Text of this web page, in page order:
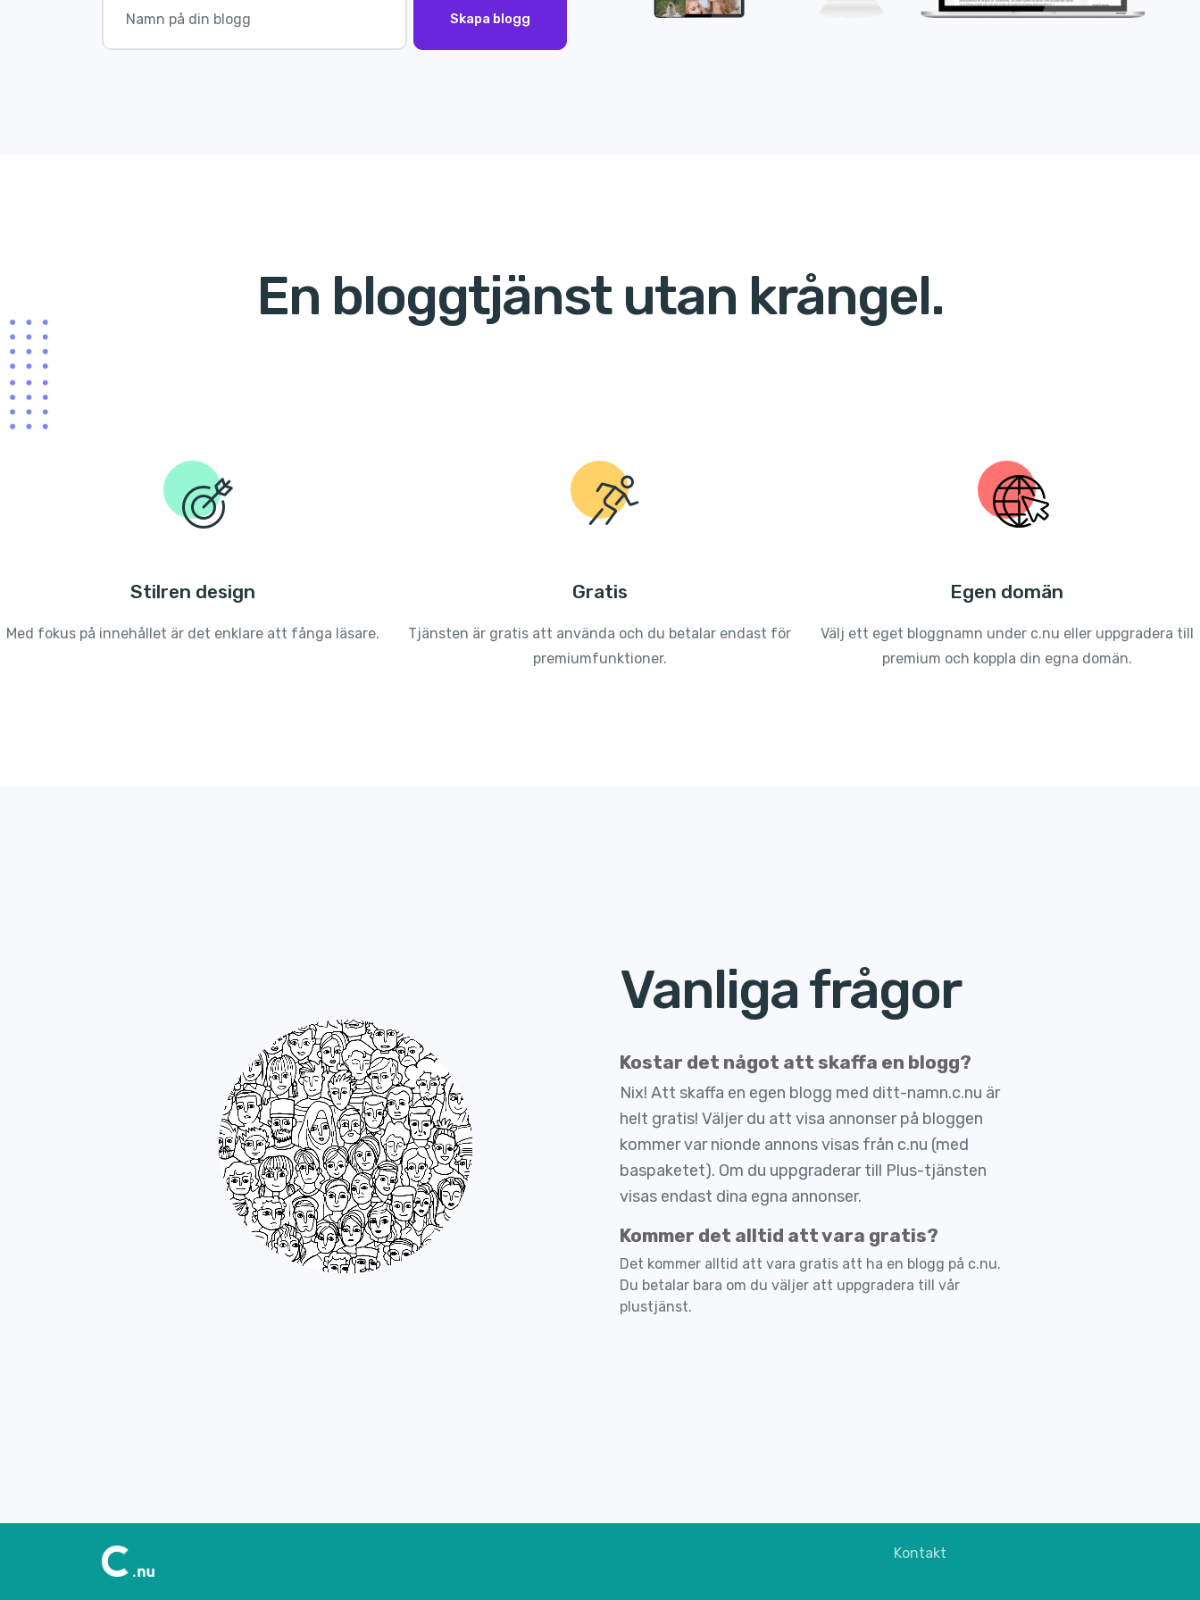
Skapa blogg
En bloggtjänst utan krångel.
Stilren design
Med fokus på innehållet är det enklare att fånga läsare.
Gratis
Tjänsten är gratis att använda och du betalar endast för
premiumfunktioner.
Egen domän
Välj ett eget bloggnamn under c.nu eller uppgradera till
premium och koppla din egna domän.
Vanliga frågor
Kostar det något att skaffa en blogg?
Nix! Att skaffa en egen blogg med ditt-namn.c.nu är
helt gratis! Väljer du att visa annonser på bloggen
kommer var nionde annons visas från c.nu (med
baspaketet). Om du uppgraderar till Plus-tjänsten
visas endast dina egna annonser.
Kommer det alltid att vara gratis?
Det kommer alltid att vara gratis att ha en blogg på c.nu.
Du betalar bara om du väljer att uppgradera till vår
plustjänst.
Kontakt